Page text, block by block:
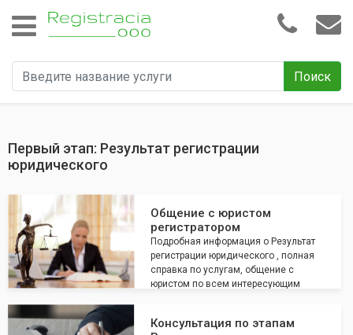
Поиск
Первый этап: Результат регистрации
юридического
Общение с юристом
регистратором
Подробная информация о Результат
регистрации юридического , полная
справка по услугам, общение с
юристом по всем интересующим
Консультация по этапам